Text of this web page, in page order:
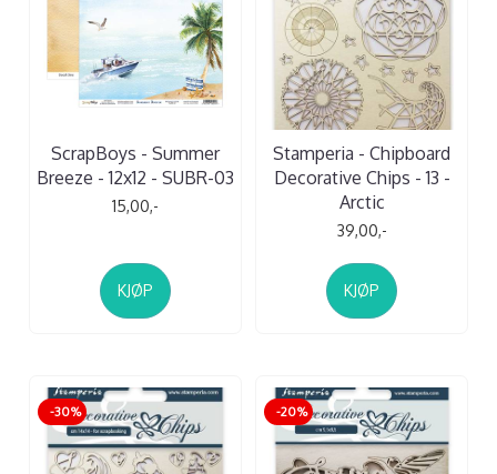
ScrapBoys - Summer
Breeze - 12x12 - SUBR-03
15,00,-
KJØP
Stamperia - Chipboard
Decorative Chips - 13 -
Arctic
39,00,-
KJØP
-30% -20%